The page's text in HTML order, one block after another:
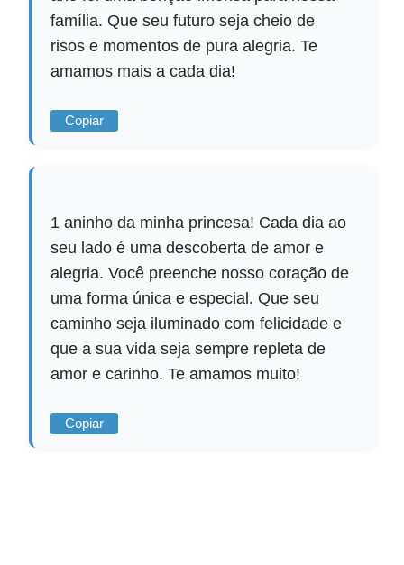
família. Que seu futuro seja cheio de
risos e momentos de pura alegria. Te
amamos mais a cada dia!
Copiar
1 aninho da minha princesa! Cada dia ao
seu lado é uma descoberta de amor e
alegria. Você preenche nosso coração de
uma forma única e especial. Que seu
caminho seja iluminado com felicidade e
que a sua vida seja sempre repleta de
amor e carinho. Te amamos muito!
Copiar